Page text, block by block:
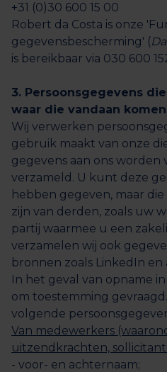
+31 (0)30 600 15 00
Robert da Costa is onze
gegevensbescherming' (
is bereikbaar via 030 600
3. Persoonsgegevens
waar die vandaan komen
Wij verwerken
gebruik maakt van onze
gegevens aan ons worden
verzameld. U kunt deze
hebben gegeven, maar
zijn van derden, zoals uw
partij waarmee u een
verzamelen wij ook
bronnen zoals LinkedIn en
In het geval van opname
om toestemming
volgende
Van medewerkers
uitzendkrachten,
- voor- en achternaam;